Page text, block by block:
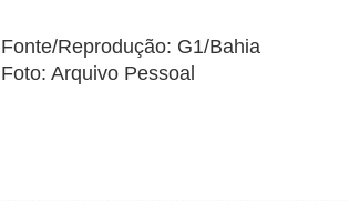
Fonte/Reprodução: G1/Bahia
Foto: Arquivo Pessoal